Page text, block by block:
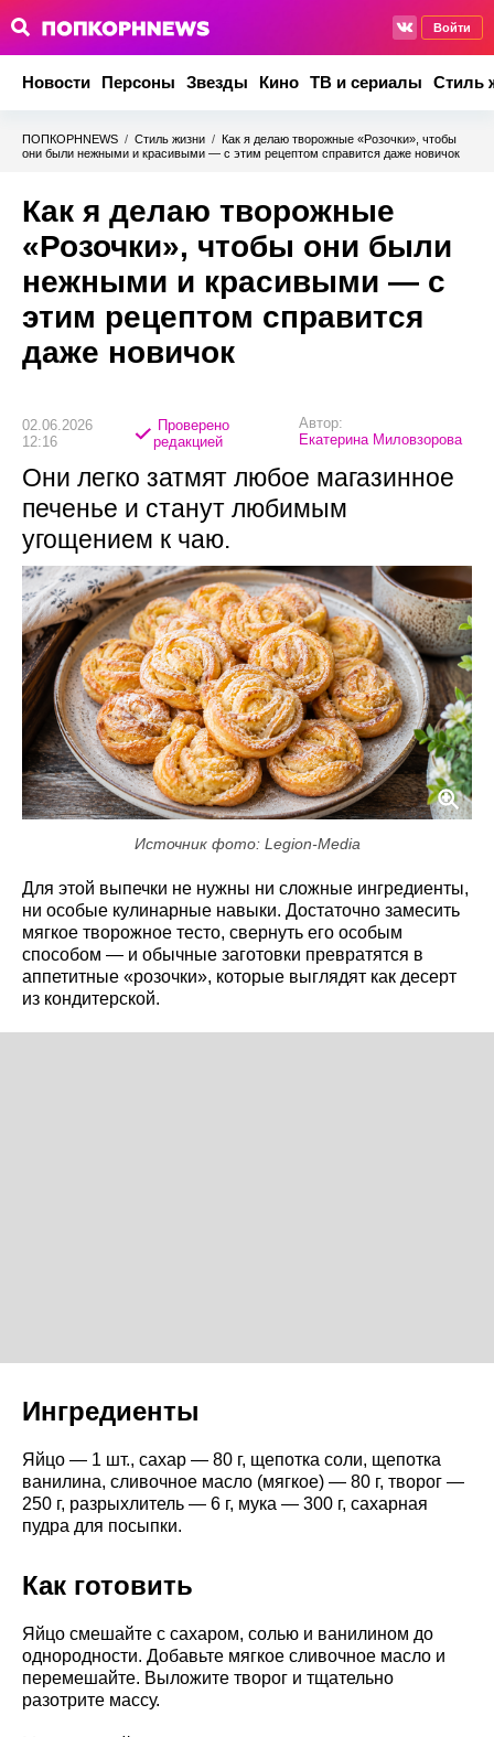
Войти
Новости Персоны Звезды Кино ТВ и сериалы Стиль
ПОПКОРНNEWS / Стиль жизни / Как я делаю творожные «Розочки», чтобы
они были нежными и красивыми — с этим рецептом справится даже новичок
Как я делаю творожные
«Розочки», чтобы они были
нежными и красивыми — с
этим рецептом справится
даже новичок
02.06.2026
12:16
Проверено
редакцией
Автор:
Екатерина Миловзорова
Они легко затмят любое магазинное
печенье и станут любимым
угощением к чаю.
Источник фото: Legion-Media
Для этой выпечки не нужны ни сложные ингредиенты,
ни особые кулинарные навыки. Достаточно замесить
мягкое творожное тесто, свернуть его особым
способом — и обычные заготовки превратятся в
аппетитные «розочки», которые выглядят как десерт
из кондитерской.
Ингредиенты
Яйцо — 1 шт., сахар — 80 г, щепотка соли, щепотка
ванилина, сливочное масло (мягкое) — 80 г, творог —
250 г, разрыхлитель — 6 г, мука — 300 г, сахарная
пудра для посыпки.
Как готовить
Яйцо смешайте с сахаром, солью и ванилином до
однородности. Добавьте мягкое сливочное масло и
перемешайте. Выложите творог и тщательно
разотрите массу.